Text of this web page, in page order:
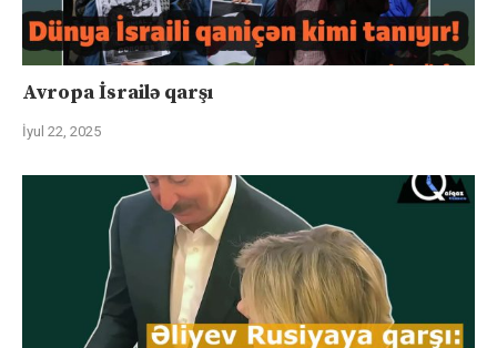
Avropa İsrailə qarşı
İyul 22, 2025